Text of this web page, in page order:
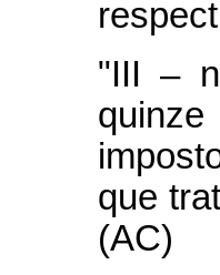
"III –
que
(AC)